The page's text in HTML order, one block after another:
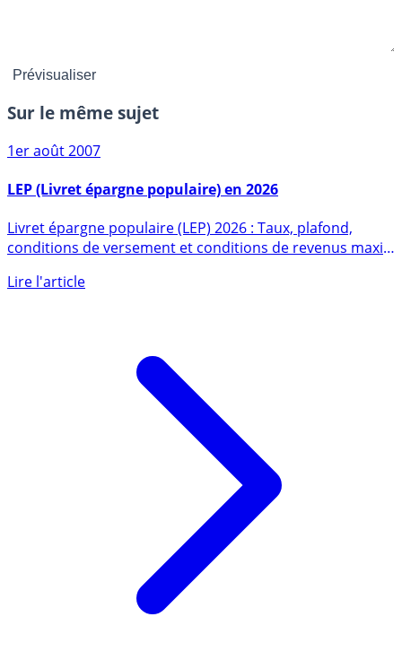
Sur le même sujet
1er août 2007
LEP (Livret épargne populaire) en 2026
conditions de versement et conditions de revenus maxi